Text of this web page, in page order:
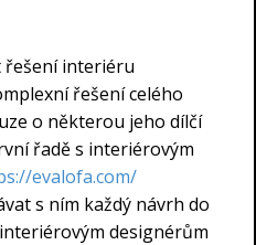
řešení interiéru
řešení celého
o některou jeho dílčí
řadě s interiérovým
evalofa.com/
s ním každý návrh do
designérům